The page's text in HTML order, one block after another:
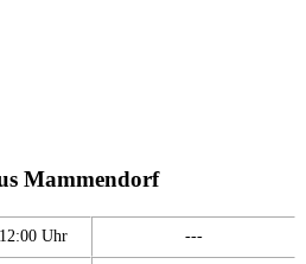
Mammendorf
Uhr ---